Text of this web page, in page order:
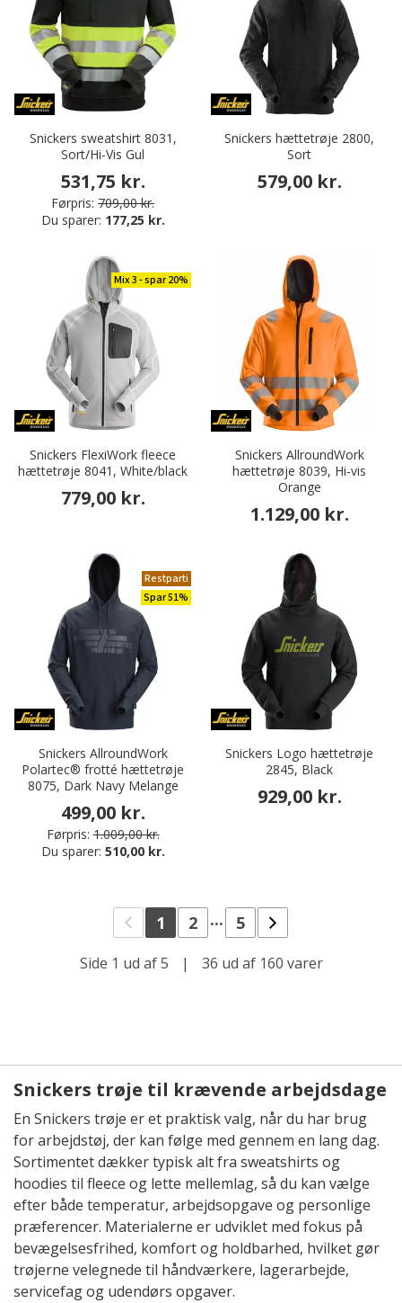
Snickers sweatshirt 8031,
Sort/Hi-Vis Gul
531,75 kr.
Førpris: 709,00 kr.
Du sparer: 177,25 kr.
Snickers hættetrøje 2800,
Sort
579,00 kr.
Mix 3 - spar 20%
Snickers FlexiWork fleece
hættetrøje 8041, White/black
779,00 kr.
Snickers AllroundWork
hættetrøje 8039, Hi-vis
Orange
1.129,00 kr.
Restparti
Spar 51%
Snickers AllroundWork
Polartec® frotté hættetrøje
8075, Dark Navy Melange
499,00 kr.
Førpris: 1.009,00 kr.
Du sparer: 510,00 kr.
Snickers Logo hættetrøje
2845, Black
929,00 kr.
1 2 ... 5
Side 1 ud af 5 | 36 ud af 160 varer
Snickers trøje til krævende arbejdsdage
En Snickers trøje er et praktisk valg, når du har brug
for arbejdstøj, der kan følge med gennem en lang dag.
Sortimentet dækker typisk alt fra sweatshirts og
hoodies til fleece og lette mellemlag, så du kan vælge
efter både temperatur, arbejdsopgave og personlige
præferencer. Materialerne er udviklet med fokus på
bevægelsesfrihed, komfort og holdbarhed, hvilket gør
trøjerne velegnede til håndværkere, lagerarbejde,
servicefag og udendørs opgaver.